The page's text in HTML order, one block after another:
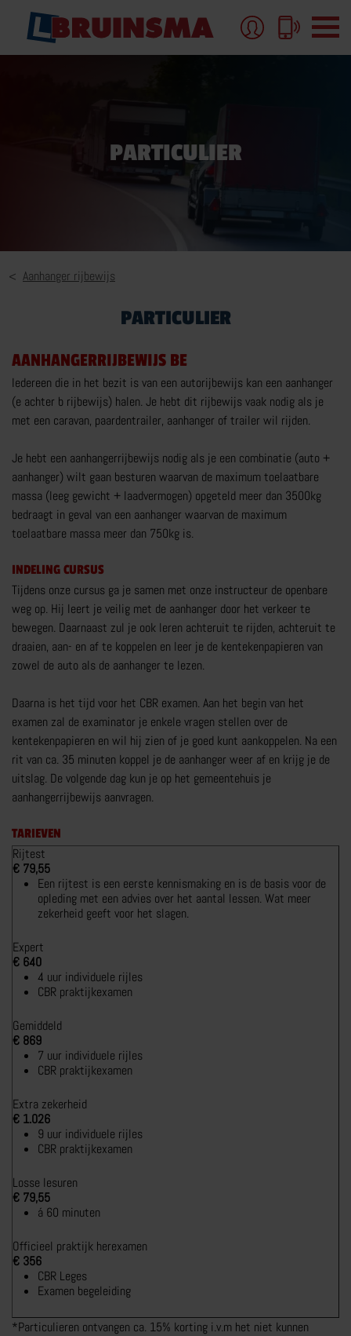
PARTICULIER
Aanhanger rijbewijs
PARTICULIER
AANHANGERRIJBEWIJS BE
Iedereen die in het bezit is van een autorijbewijs kan een aanhanger
(e achter b rijbewijs) halen. Je hebt dit rijbewijs vaak nodig als je
met een caravan, paardentrailer, aanhanger of trailer wil rijden.
Je hebt een aanhangerrijbewijs nodig als je een combinatie (auto +
aanhanger) wilt gaan besturen waarvan de maximum toelaatbare
massa (leeg gewicht + laadvermogen) opgeteld meer dan 3500kg
bedraagt in geval van een aanhanger waarvan de maximum
toelaatbare massa meer dan 750kg is.
INDELING CURSUS
Tijdens onze cursus ga je samen met onze instructeur de openbare
weg op. Hij leert je veilig met de aanhanger door het verkeer te
bewegen. Daarnaast zul je ook leren achteruit te rijden, achteruit te
draaien, aan- en af te koppelen en leer je de kentekenpapieren van
zowel de auto als de aanhanger te lezen.
Daarna is het tijd voor het CBR examen. Aan het begin van het
examen zal de examinator je enkele vragen stellen over de
kentekenpapieren en wil hij zien of je goed kunt aankoppelen. Na een
rit van ca. 35 minuten koppel je de aanhanger weer af en krijg je de
uitslag. De volgende dag kun je op het gemeentehuis je
aanhangerrijbewijs aanvragen.
TARIEVEN
Rijtest
€ 79,55
Een rijtest is een eerste kennismaking en is de basis voor de
opleding met een advies over het aantal lessen. Wat meer
zekerheid geeft voor het slagen.
Expert
€ 640
4 uur individuele rijles
CBR praktijkexamen
Gemiddeld
€ 869
7 uur individuele rijles
CBR praktijkexamen
Extra zekerheid
€ 1.026
9 uur individuele rijles
CBR praktijkexamen
Losse lesuren
€ 79,55
á 60 minuten
Officieel praktijk herexamen
€ 356
CBR Leges
Examen begeleiding
*Particulieren ontvangen ca. 15% korting i.v.m het niet kunnen
AUTORIJBEWIJS
AUTORIJBEWIJS PAKKETTEN EN TARIEVEN
AANHANGER RIJBEWIJS
ZAKELIJK
BOVAG CARAVANTRAINING
MEER OVER AANHANGER RIJBEWIJS
RIJTRAININGEN
E-BESTELAUTO RIJVAARDIGHEIDSTRAINING
VOORGEZETTE RIJOPLEIDING MOTOR VRO
E-BIKE TRAINING
MEER RIJTRAININGEN
MOTORRIJBEWIJS
TRY THE BIKE
VOERTUIGBEHEERSING
MEER OVER MOTORRIJBEWIJS
CAMPER RIJBEWIJS
RIJBEWIJS C1
RIJVAARDIGHEIDSTRAINING
MEER OVER CAMPER RIJBEWIJS
TRANSPORT RIJBEWIJS